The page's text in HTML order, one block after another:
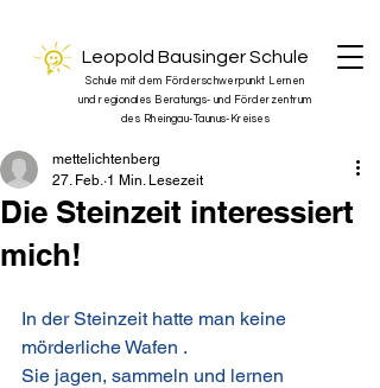
Leopold Bausinger Schule
Schule mit dem Förderschwerpunkt Lernen
und regionales Beratungs- und Förderzentrum
des Rheingau-Taunus-Kreises
Die Steinzeit interessiert
mich!
mettelichtenberg
27. Feb. 1 Min. Lesezeit
In der Steinzeit hatte man keine
mörderliche Wafen .
Sie jagen, sammeln und lernen